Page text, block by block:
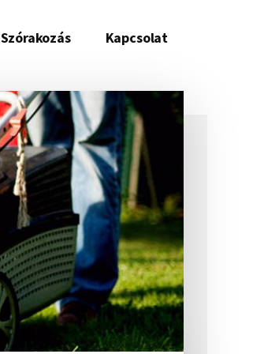
Szórakozás Kapcsolat